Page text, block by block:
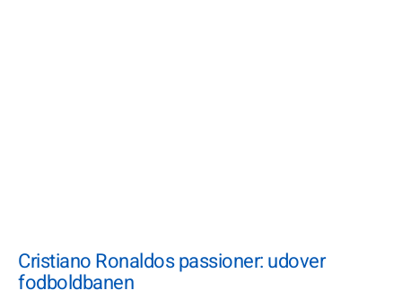
Cristiano Ronaldos passioner: udover
fodboldbanen